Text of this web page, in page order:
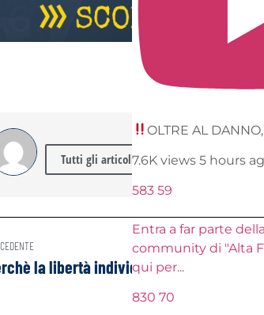
Tutti gli articoli dell'autore
OLTRE AL
7.6K views 5 hours
583 59
Entra a far parte
community di "Alta
qui per...
830 70